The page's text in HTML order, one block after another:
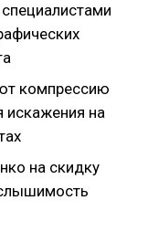
компрессию
искажения на
на скидку